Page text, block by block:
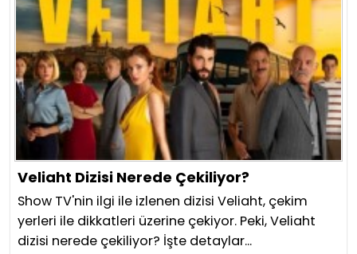
Veliaht Dizisi Nerede Çekiliyor?
Show TV'nin ilgi ile izlenen dizisi Veliaht, çekim
yerleri ile dikkatleri üzerine çekiyor. Peki, Veliaht
dizisi nerede çekiliyor? İşte detaylar...